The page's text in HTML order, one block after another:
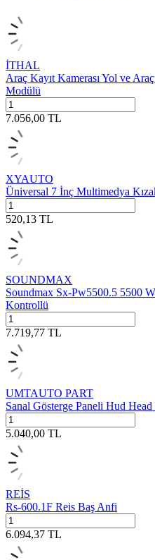
İTHAL
Araç Kayıt Kamerası Yol ve
Modülü
7.056,00 TL
XYAUTO
Üniversal 7 İnç Multimedya
520,13 TL
SOUNDMAX
Soundmax Sx-Pw5500.5 5500
Kontrollü
7.719,77 TL
UMTAUTO PART
Sanal Gösterge Paneli Hud
5.040,00 TL
REİS
Rs-600.1F Reis Baş Anfi
6.094,37 TL